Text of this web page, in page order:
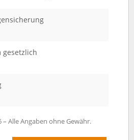
gesetzlich
– Alle Angaben ohne Gewähr.